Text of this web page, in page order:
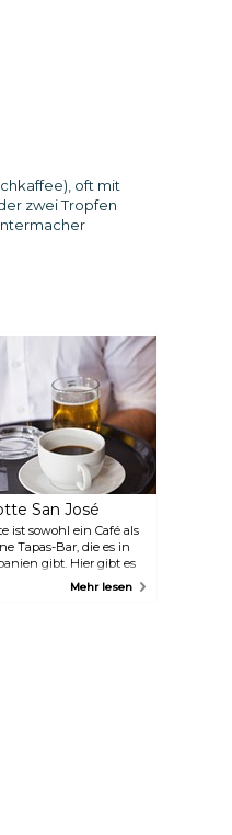
oft mit
zwei Tropfen
San José
ist sowohl ein Café als
Tapas-Bar, die es in
gibt. Hier gibt es
Kaffee und Tee bis hin
Mehr lesen